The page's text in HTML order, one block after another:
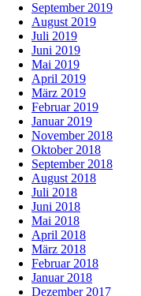
September 2019
August 2019
Juli 2019
Juni 2019
Mai 2019
April 2019
März 2019
Februar 2019
Januar 2019
November 2018
Oktober 2018
September 2018
August 2018
Juli 2018
Juni 2018
Mai 2018
April 2018
März 2018
Februar 2018
Januar 2018
Dezember 2017